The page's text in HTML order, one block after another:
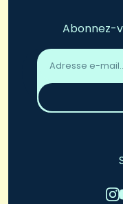
Abonnez-
Adresse
email